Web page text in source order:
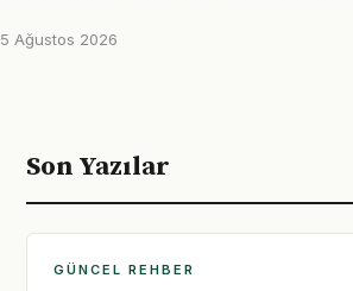
5 Ağustos 2026
Son Yazılar
GÜNCEL REHBER